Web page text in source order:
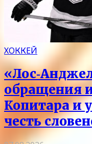
ХОККЕЙ
обращения
Копитара и
честь